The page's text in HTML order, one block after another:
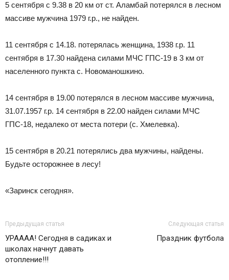
5 сентября с 9.38 в 20 км от ст. Аламбай потерялся в лесном
массиве мужчина 1979 г.р., не найден.
11 сентября с 14.18. потерялась женщина, 1938 г.р. 11
сентября в 17.30 найдена силами МЧС ГПС-19 в 3 км от
населенного пункта с. Новоманошкино.
14 сентября в 19.00 потерялся в лесном массиве мужчина,
31.07.1957 г.р. 14 сентября в 22.00 найден силами МЧС
ГПС-18, недалеко от места потери (с. Хмелевка).
15 сентября в 20.21 потерялись два мужчины, найдены.
Будьте осторожнее в лесу!
«Заринск сегодня».
Предыдущая статья
УРАААА! Сегодня в садиках и
школах начнут давать
отопление!!!
Следующая статья
Праздник футбола